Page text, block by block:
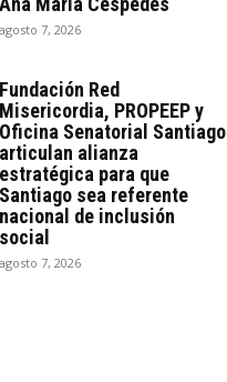
agosto 7, 2026
Fundación Red
Misericordia, PROPEEP y
Oficina Senatorial Santiago
articulan alianza
estratégica para que
Santiago sea referente
nacional de inclusión
social
agosto 7, 2026